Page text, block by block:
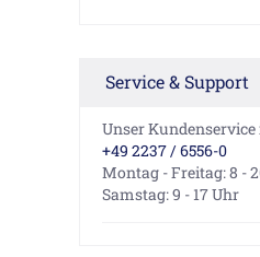
Service & Support
Unser Kundenservice
+49 2237 / 6556-0
Montag - Freitag: 8 -
Samstag: 9 - 17 Uhr